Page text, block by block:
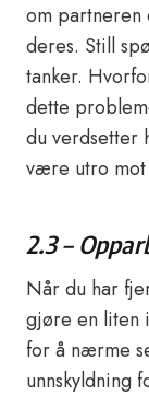
om
deres. Still
tanker.
dette
du verdsetter
være utro mot
2.3 –
Når du har
gjøre en liten
for å nærme
unnskyldning